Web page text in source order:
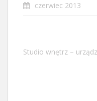
czerwiec 2013
Studio wnętrz –